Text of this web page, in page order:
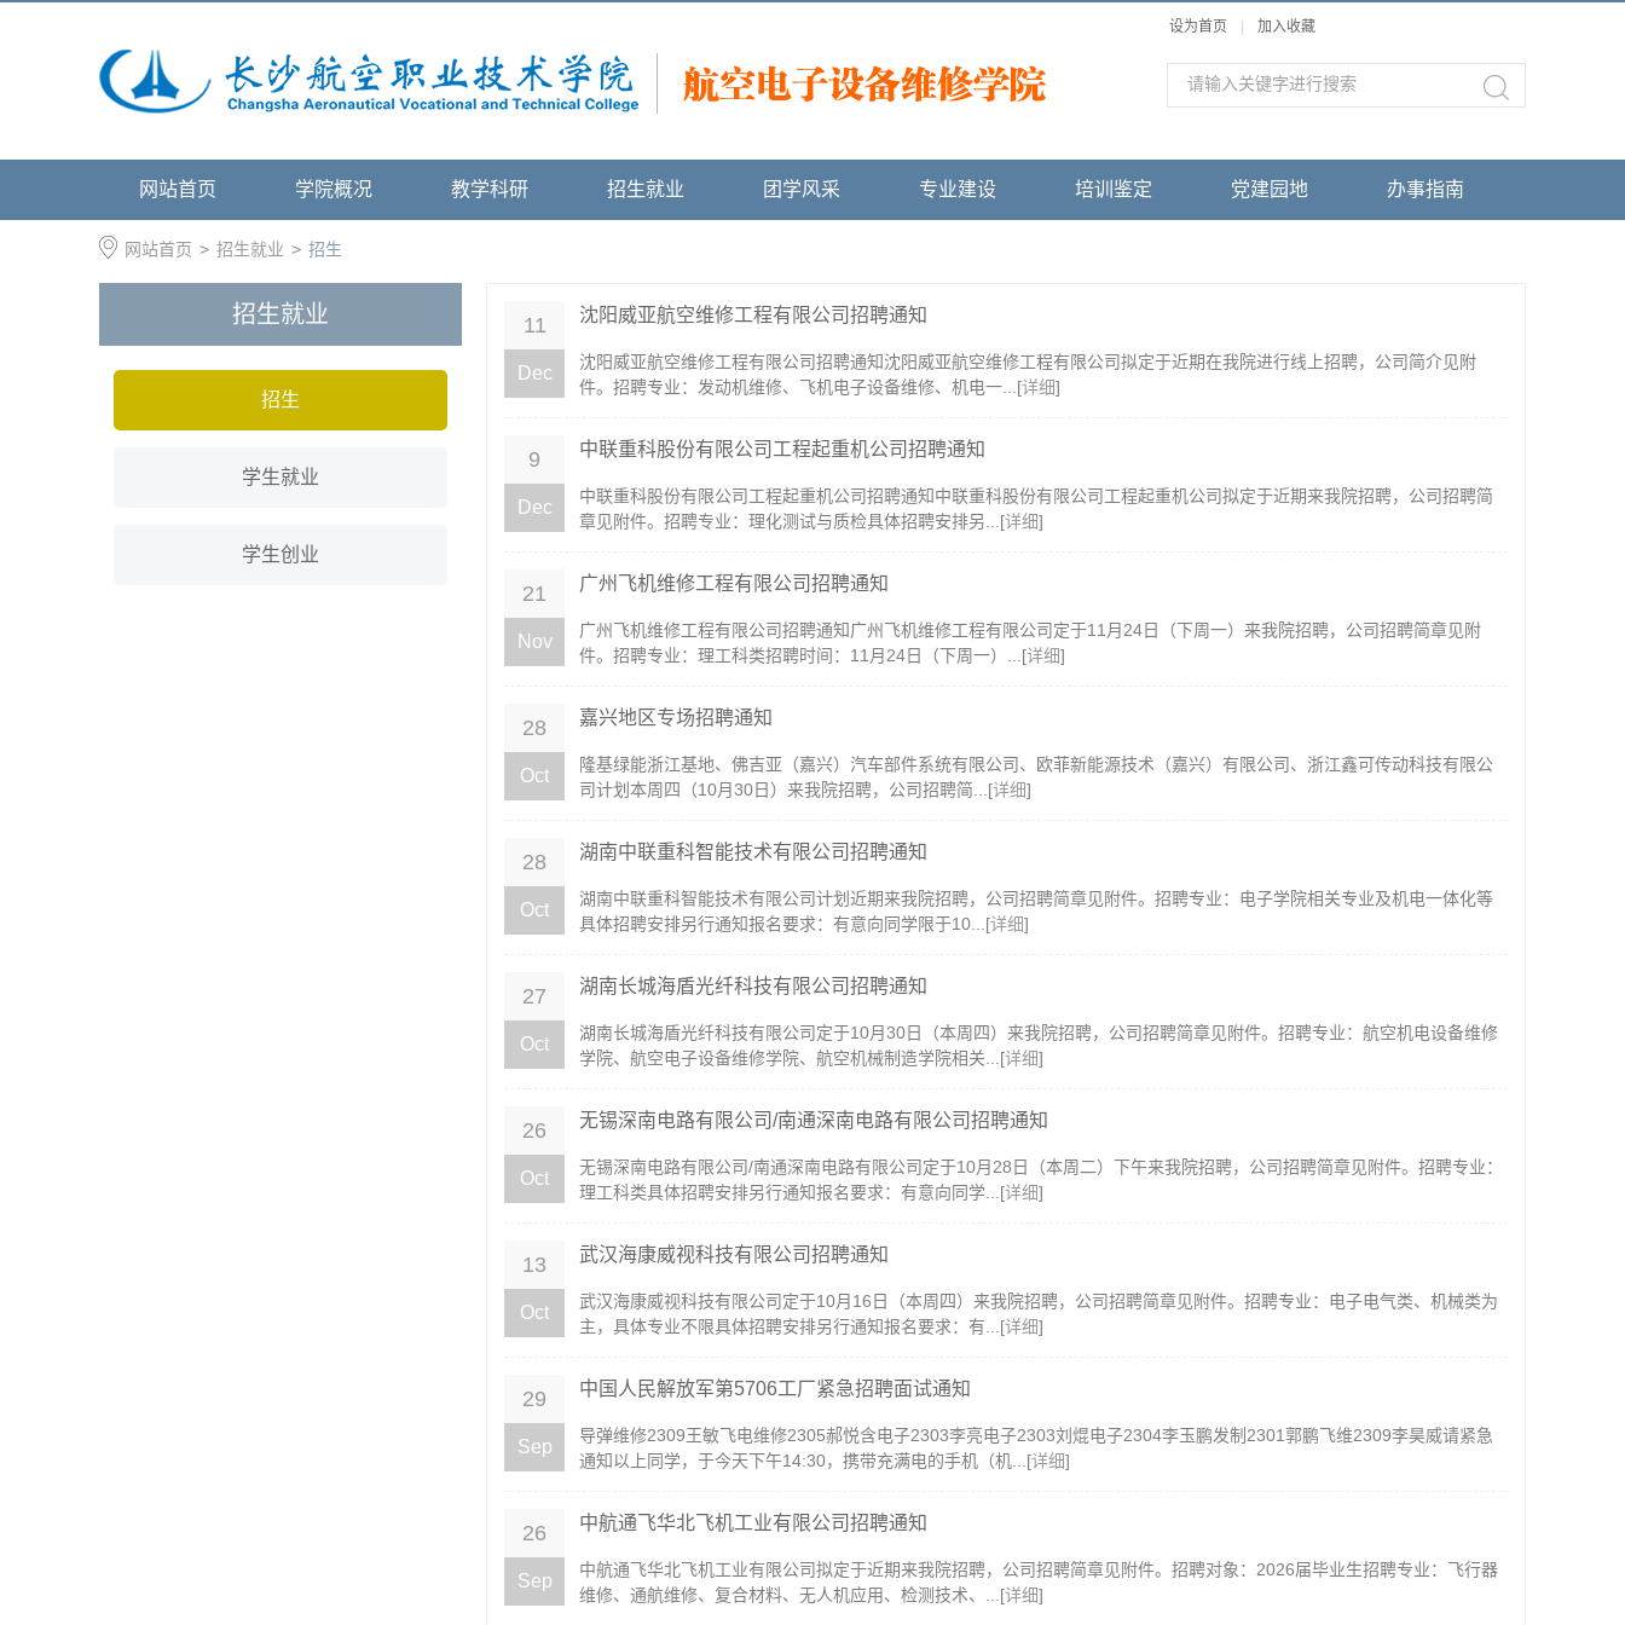
设为首页 加入收藏
网站首页 学院概况 教学科研 招生就业 团学风采 专业建设 培训鉴定 党建园地 办事指南
网站首页 > 招生就业 > 招生
招生就业
招生
学生就业
学生创业
11
Dec
沈阳威亚航空维修工程有限公司招聘通知
沈阳威亚航空维修工程有限公司招聘通知沈阳威亚航空维修工程有限公司拟定于近期在我院进行线上招聘，公司简介见附
件。招聘专业：发动机维修、飞机电子设备维修、机电一...[详细]
9
Dec
中联重科股份有限公司工程起重机公司招聘通知
中联重科股份有限公司工程起重机公司招聘通知中联重科股份有限公司工程起重机公司拟定于近期来我院招聘，公司招聘简
章见附件。招聘专业：理化测试与质检具体招聘安排另...[详细]
21
Nov
广州飞机维修工程有限公司招聘通知
广州飞机维修工程有限公司招聘通知广州飞机维修工程有限公司定于11月24日（下周一）来我院招聘，公司招聘简章见附
件。招聘专业：理工科类招聘时间：11月24日（下周一）...[详细]
28
Oct
嘉兴地区专场招聘通知
​隆基绿能浙江基地、佛吉亚（嘉兴）汽车部件系统有限公司、欧菲新能源技术（嘉兴）有限公司、浙江鑫可传动科技有限公
司计划本周四（10月30日）来我院招聘，公司招聘简...[详细]
28
Oct
湖南中联重科智能技术有限公司招聘通知
​湖南中联重科智能技术有限公司计划近期来我院招聘，公司招聘简章见附件。招聘专业：电子学院相关专业及机电一体化等
具体招聘安排另行通知报名要求：有意向同学限于10...[详细]
27
Oct
湖南长城海盾光纤科技有限公司招聘通知
湖南长城海盾光纤科技有限公司定于10月30日（本周四）来我院招聘，公司招聘简章见附件。招聘专业：航空机电设备维修
学院、航空电子设备维修学院、航空机械制造学院相关...[详细]
26
Oct
无锡深南电路有限公司/南通深南电路有限公司招聘通知
无锡深南电路有限公司/南通深南电路有限公司定于10月28日（本周二）下午来我院招聘，公司招聘简章见附件。招聘专业：
理工科类具体招聘安排另行通知报名要求：有意向同学...[详细]
13
Oct
武汉海康威视科技有限公司招聘通知
武汉海康威视科技有限公司定于10月16日（本周四）来我院招聘，公司招聘简章见附件。招聘专业：电子电气类、机械类为
主，具体专业不限具体招聘安排另行通知报名要求：有...[详细]
29
Sep
中国人民解放军第5706工厂紧急招聘面试通知
​导弹维修2309王敏飞电维修2305郝悦含电子2303李亮电子2303刘焜电子2304李玉鹏发制2301郭鹏飞维2309李昊威请紧急
通知以上同学，于今天下午14:30，携带充满电的手机（机...[详细]
26
Sep
中航通飞华北飞机工业有限公司招聘通知
中航通飞华北飞机工业有限公司拟定于近期来我院招聘，公司招聘简章见附件。招聘对象：2026届毕业生招聘专业：飞行器
维修、通航维修、复合材料、无人机应用、检测技术、...[详细]